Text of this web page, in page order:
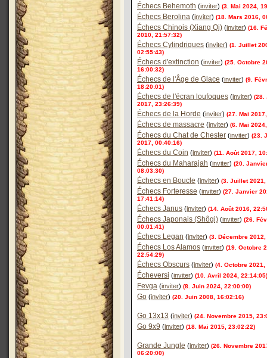
Échecs Behemoth (inviter) (3. Mai 2024,
Échecs Berolina (inviter) (18. Mars 2016,
Échecs Chinois (Xiang Qi) (inviter) (16.
2010, 21:57:32)
Échecs Cylindriques (inviter) (1. Juillet
02:55:43)
Échecs d'extinction (inviter) (25. Octobre
16:00:32)
Échecs de l'Âge de Glace (inviter) (9.
18:20:01)
Échecs de l'écran loufoques (inviter) (28.
2017, 23:26:39)
Échecs de la Horde (inviter) (27. Mai
Échecs de massacre (inviter) (6. Mai
Échecs du Chat de Chester (inviter) (23.
2017, 00:40:16)
Échecs du Coin (inviter) (11. Août 2017,
Échecs du Maharajah (inviter) (20.
08:03:30)
Échecs en Boucle (inviter) (3. Juillet 2021,
Échecs Forteresse (inviter) (27. Janvier
17:41:14)
Échecs Janus (inviter) (14. Août 2016,
Échecs Japonais (Shôgi) (inviter) (26.
00:01:41)
Échecs Legan (inviter) (3. Décembre
Échecs Los Alamos (inviter) (19. Octobre
22:54:29)
Échecs Obscurs (inviter) (4. Octobre 2021,
Écheversi (inviter) (10. Avril 2024, 22:14:05)
Fevga (inviter) (8. Juin 2024, 22:00:00)
Go (inviter) (20. Juin 2008, 16:02:16)
Go 13x13 (inviter) (24. Novembre 2015,
Go 9x9 (inviter) (18. Mai 2015, 23:02:22)
Grande Jungle (inviter) (26. Novembre
06:20:00)